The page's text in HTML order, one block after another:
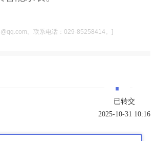
。联系电话：029-85258414。]
·
已转交
2025-10-31 10:16